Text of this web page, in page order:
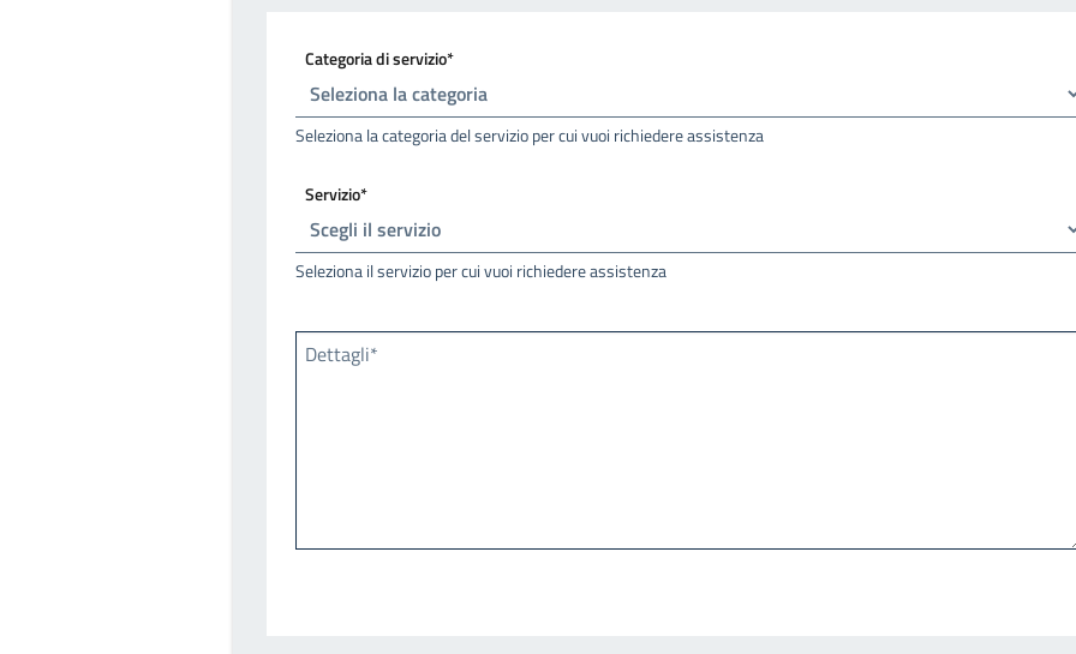
Categoria di servizio*
Seleziona la categoria del servizio per cui vuoi richiedere assistenza
Servizio*
Seleziona il servizio per cui vuoi richiedere assistenza
Dettagli*